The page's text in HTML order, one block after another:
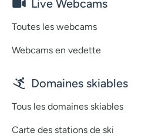
Live Webcams
Toutes les webcams
Webcams en vedette
Domaines skiables
Tous les domaines skiables
Carte des stations de ski